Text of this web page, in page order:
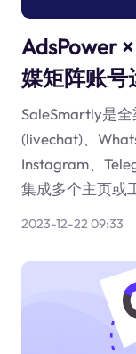
AdsPower
媒矩阵账号
SaleSmartly是
(livechat)、
Instagram、
集成多个主页或
2023-12-22 09:33